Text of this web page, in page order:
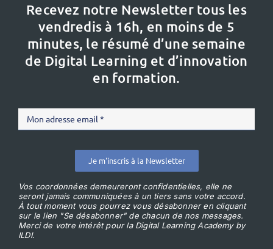
Recevez notre Newsletter tous les
vendredis à 16h, en moins de 5
minutes, le résumé d’une semaine
de Digital Learning et d’innovation
en formation.
Je m'inscris à la Newsletter
Vos coordonnées demeureront confidentielles, elle ne
seront jamais communiquées à un tiers sans votre accord.
À tout moment vous pourrez vous désabonner en cliquant
sur le lien "Se désabonner" de chacun de nos messages.
Merci de votre intérêt pour la Digital Learning Academy by
ILDI.